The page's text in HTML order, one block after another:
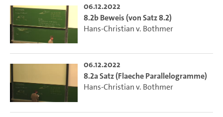
06.12.2022
8.2b Beweis (von Satz 8.2)
Hans-Christian v. Bothmer
06.12.2022
8.2a Satz (Flaeche Parallelogramme)
Hans-Christian v. Bothmer